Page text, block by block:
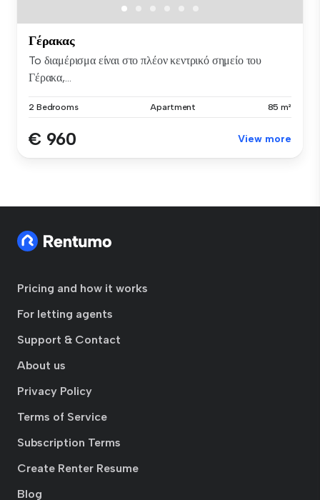
Γέρακας
To διαμέρισμα είναι στο πλέον κεντρικό σημείο του
Γέρακα,...
2 Bedrooms Apartment 85 m²
€ 960 View more
Pricing and how it works
For letting agents
Support & Contact
About us
Privacy Policy
Terms of Service
Subscription Terms
Create Renter Resume
Blog